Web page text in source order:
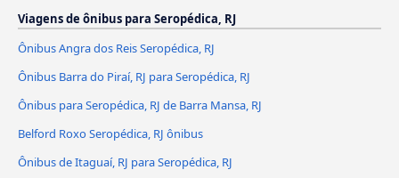
Viagens de ônibus para Seropédica, RJ
Ônibus Angra dos Reis Seropédica, RJ
Ônibus Barra do Piraí, RJ para Seropédica, RJ
Ônibus para Seropédica, RJ de Barra Mansa, RJ
Belford Roxo Seropédica, RJ ônibus
Ônibus de Itaguaí, RJ para Seropédica, RJ